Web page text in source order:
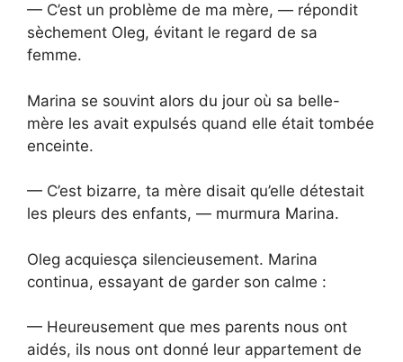
— C’est un problème de ma mère, — répondit
sèchement Oleg, évitant le regard de sa
femme.
Marina se souvint alors du jour où sa belle-
mère les avait expulsés quand elle était tombée
enceinte.
— C’est bizarre, ta mère disait qu’elle détestait
les pleurs des enfants, — murmura Marina.
Oleg acquiesça silencieusement. Marina
continua, essayant de garder son calme :
— Heureusement que mes parents nous ont
aidés, ils nous ont donné leur appartement de